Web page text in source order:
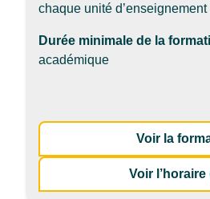
chaque unité d’enseignement
Durée minimale de la
académique
Voir la
Voir l’horaire